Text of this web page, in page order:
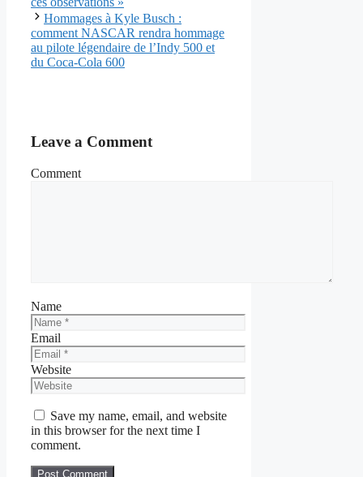
Hommages à Kyle Busch :
comment NASCAR rendra hommage
au pilote légendaire de l’Indy 500 et
du Coca-Cola 600
Leave a Comment
Comment
Name
Email
Website
Save my name, email, and website
in this browser for the next time I
comment.